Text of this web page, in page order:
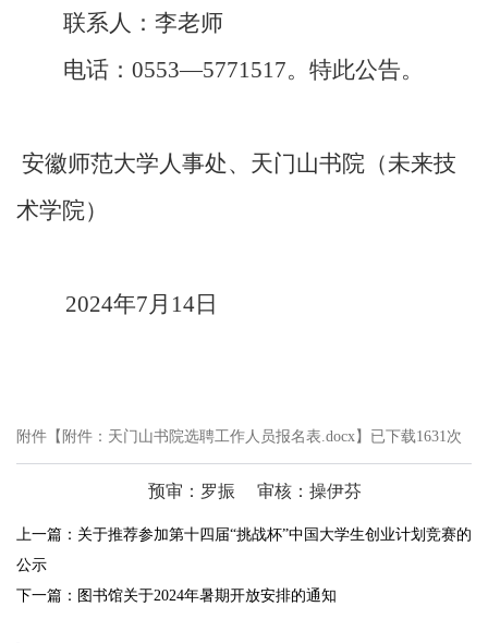
联系人：李老师
电话： 0553—5771517。特此公告。
安徽师范大学人事处、天门山书院（未来技
术学院）
2024年7月14日
附件【 附件：天门山书院选聘工作人员报名表.docx】已下载1631次
预审：罗振 审核：操伊芬
上一篇： 关于推荐参加第十四届“挑战杯”中国大学生创业计划竞赛的
公示
下一篇： 图书馆关于2024年暑期开放安排的通知